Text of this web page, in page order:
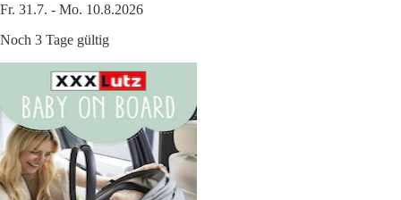
Fr. 31.7. - Mo. 10.8.2026
Noch 3 Tage gültig